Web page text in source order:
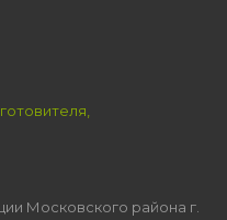
Московского района г.